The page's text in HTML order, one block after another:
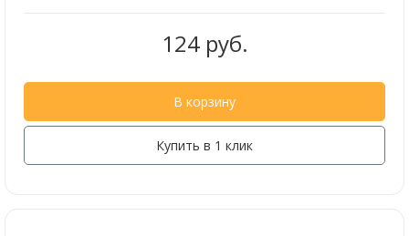
124 руб.
В корзину
Купить в 1 клик